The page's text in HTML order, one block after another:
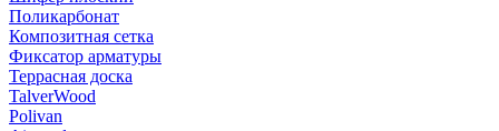
Поликарбонат
Композитная сетка
Фиксатор арматуры
Террасная доска
TalverWood
Polivan